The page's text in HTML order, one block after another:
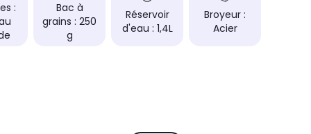
thé
Type de boissons
café et boissons lactées
:
Bac à
grains : 250
g
Réservoir
d'eau : 1,4L
Broyeur :
Acier